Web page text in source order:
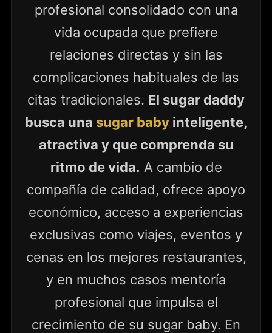
profesional consolidado con una
vida ocupada que prefiere
relaciones directas y sin las
complicaciones habituales de las
citas tradicionales. El sugar daddy
busca una sugar babyinteligente,
atractiva y que comprenda su
ritmo de vida. A cambio de
compañía de calidad, ofrece apoyo
económico, acceso a experiencias
exclusivas como viajes, eventos y
cenas en los mejores restaurantes,
y en muchos casos mentoría
profesional que impulsa el
crecimiento de su sugar baby. En